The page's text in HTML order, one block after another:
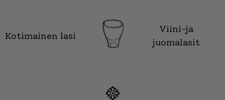
Kotimainen lasi
Viini-ja
juomalasit